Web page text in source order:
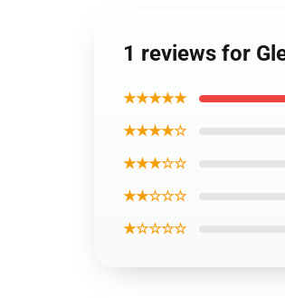
1 reviews for
★★★★★
★★★★☆
★★★☆☆
★★☆☆☆
★☆☆☆☆